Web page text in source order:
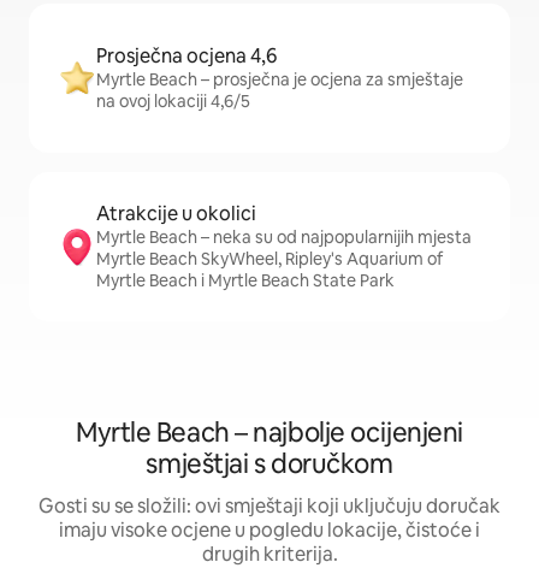
Prosječna ocjena 4,6
Myrtle Beach – prosječna je ocjena za smještaje
na ovoj lokaciji 4,6/5
Atrakcije u okolici
Myrtle Beach – neka su od najpopularnijih mjesta
Myrtle Beach SkyWheel, Ripley's Aquarium of
Myrtle Beach i Myrtle Beach State Park
Myrtle Beach – najbolje ocijenjeni
smještjai s doručkom
Gosti su se složili: ovi smještaji koji uključuju doručak
imaju visoke ocjene u pogledu lokacije, čistoće i
drugih kriterija.